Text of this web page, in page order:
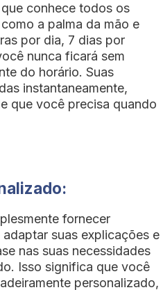
conhece todos os
a palma da mão e
por dia, 7 dias por
nunca ficará sem
do horário. Suas
instantaneamente,
que você precisa quando
fornecer
suas explicações e
nas suas necessidades
Isso significa que você
personalizado,